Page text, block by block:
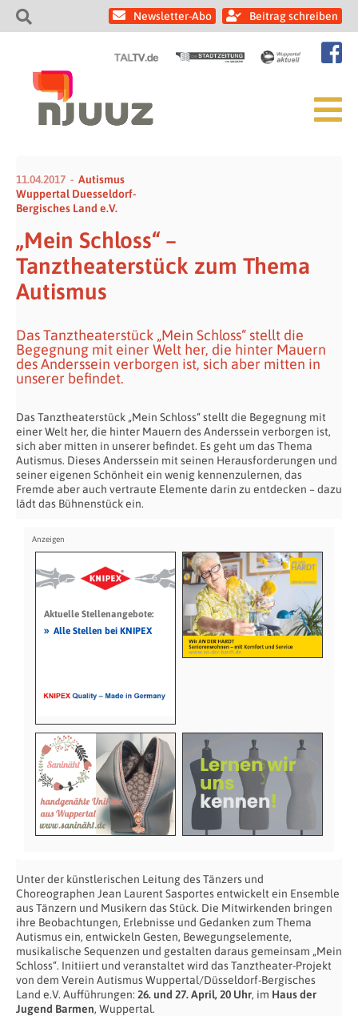
Newsletter-Abo Beitrag schreiben
11.04.2017
Autismus
Wuppertal Duesseldorf-
Bergisches Land e.V.
„Mein Schloss“ –
Tanztheaterstück zum Thema
Autismus
Das Tanztheaterstück „Mein Schloss“ stellt die
Begegnung mit einer Welt her, die hinter Mauern
des Anderssein verborgen ist, sich aber mitten in
unserer befindet.
Das Tanztheaterstück „Mein Schloss“ stellt die Begegnung mit
einer Welt her, die hinter Mauern des Anderssein verborgen ist,
sich aber mitten in unserer befindet. Es geht um das Thema
Autismus. Dieses Anderssein mit seinen Herausforderungen und
seiner eigenen Schönheit ein wenig kennenzulernen, das
Fremde aber auch vertraute Elemente darin zu entdecken – dazu
lädt das Bühnenstück ein.
Aktuelle Stellenangebote:
» Alle Stellen bei KNIPEX
Unter der künstlerischen Leitung des Tänzers und
Choreographen Jean Laurent Sasportes entwickelt ein Ensemble
aus Tänzern und Musikern das Stück. Die Mitwirkenden bringen
ihre Beobachtungen, Erlebnisse und Gedanken zum Thema
Autismus ein, entwickeln Gesten, Bewegungselemente,
musikalische Sequenzen und gestalten daraus gemeinsam „Mein
Schloss“. Initiiert und veranstaltet wird das Tanztheater-Projekt
von dem Verein Autismus Wuppertal/Düsseldorf-Bergisches
Land e.V. Aufführungen: 26. und 27. April, 20 Uhr, im Haus der
Jugend Barmen, Wuppertal.